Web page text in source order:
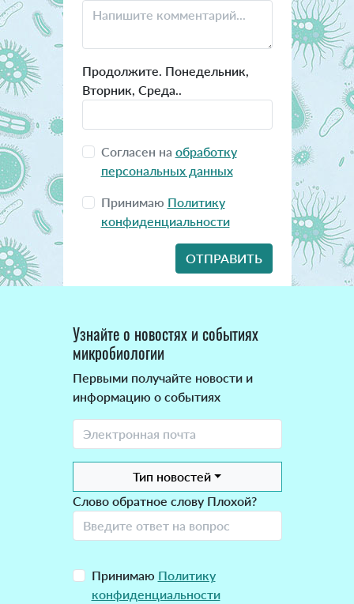
Продолжите. Понедельник,
Вторник, Среда..
Согласен на обработку
персональных данных
Принимаю Политику
конфиденциальности
Узнайте о новостях и событиях
микробиологии
Первыми получайте новости и
информацию о событиях
Тип новостей
Слово обратное слову Плохой?
Принимаю Политику
конфиденциальности